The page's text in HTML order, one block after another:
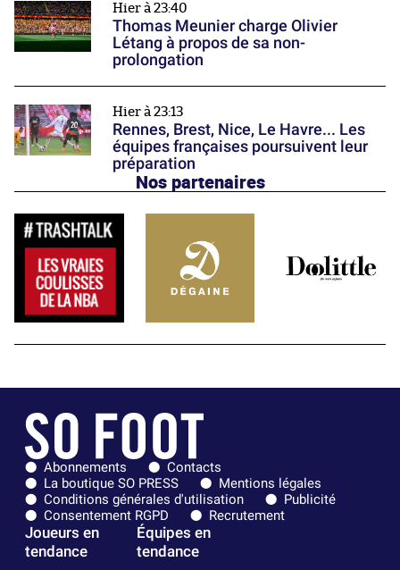
Hier à 23:40
Thomas Meunier charge Olivier
Létang à propos de sa non-
prolongation
Hier à 23:13
Rennes, Brest, Nice, Le Havre... Les
équipes françaises poursuivent leur
préparation
Nos partenaires
Abonnements
Contacts
La boutique SO PRESS
Mentions légales
Conditions générales d'utilisation
Publicité
Consentement RGPD
Recrutement
Joueurs en
tendance
Équipes en
tendance